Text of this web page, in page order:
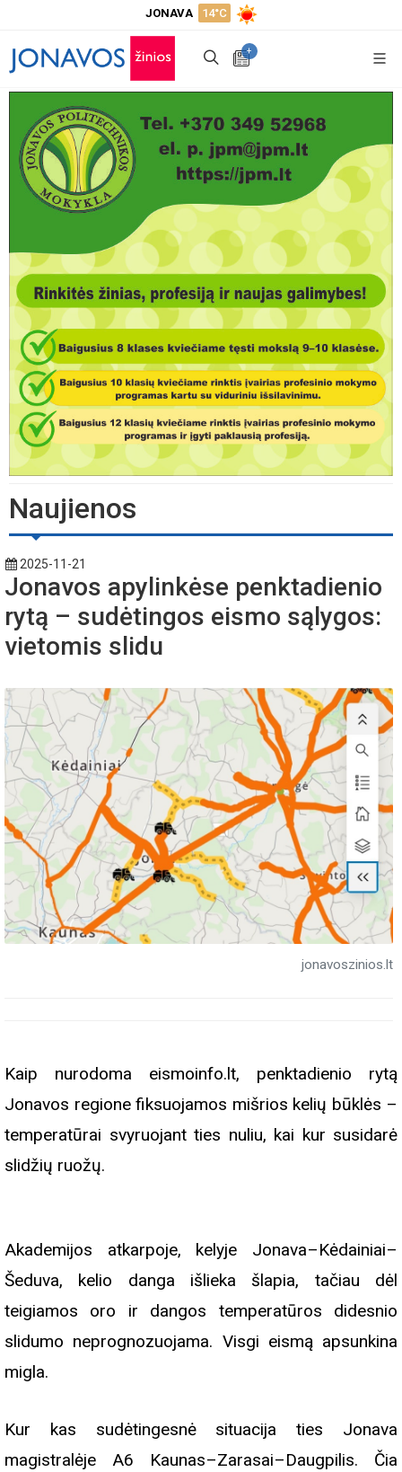
JONAVA 14°C
+
Naujienos
2025-11-21
Jonavos apylinkėse penktadienio
rytą – sudėtingos eismo sąlygos:
vietomis slidu
jonavoszinios.lt
Kaip nurodoma eismoinfo.lt, penktadienio rytą
Jonavos regione fiksuojamos mišrios kelių būklės –
temperatūrai svyruojant ties nuliu, kai kur susidarė
slidžių ruožų.
Akademijos atkarpoje, kelyje Jonava–Kėdainiai–
Šeduva, kelio danga išlieka šlapia, tačiau dėl
teigiamos oro ir dangos temperatūros didesnio
slidumo neprognozuojama. Visgi eismą apsunkina
migla.
Kur kas sudėtingesnė situacija ties Jonava
magistralėje A6 Kaunas–Zarasai–Daugpilis. Čia